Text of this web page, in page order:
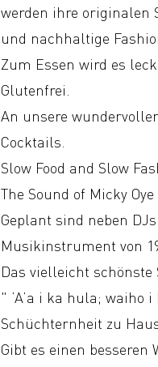
werden ihre originalen
und nachhaltige
Zum Essen wird es
Glutenfrei.
An unsere
Cocktails.
Slow Food and Slow
The Sound of Micky
Geplant sind neben
Musikinstrument von
Das vielleicht
" ’A’a i ka hula;
Schüchternheit zu
Gibt es einen besseren